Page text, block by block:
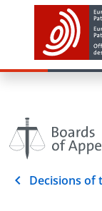
Decisions of